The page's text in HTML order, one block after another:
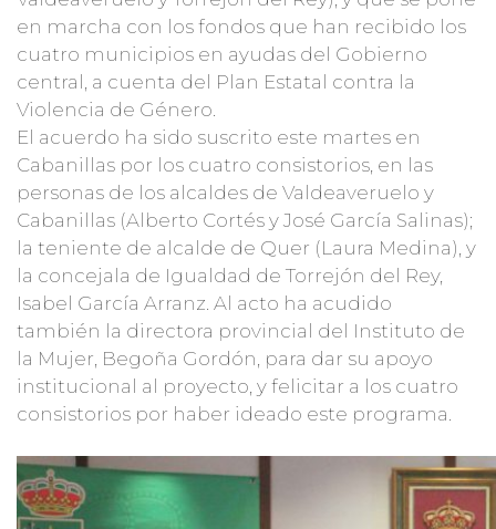
en marcha con los fondos que han recibido los
cuatro municipios en ayudas del Gobierno
central, a cuenta del Plan Estatal contra la
Violencia de Género.
El acuerdo ha sido suscrito este martes en
Cabanillas por los cuatro consistorios, en las
personas de los alcaldes de Valdeaveruelo y
Cabanillas (Alberto Cortés y José García Salinas);
la teniente de alcalde de Quer (Laura Medina), y
la concejala de Igualdad de Torrejón del Rey,
Isabel García Arranz. Al acto ha acudido
también la directora provincial del Instituto de
la Mujer, Begoña Gordón, para dar su apoyo
institucional al proyecto, y felicitar a los cuatro
consistorios por haber ideado este programa.